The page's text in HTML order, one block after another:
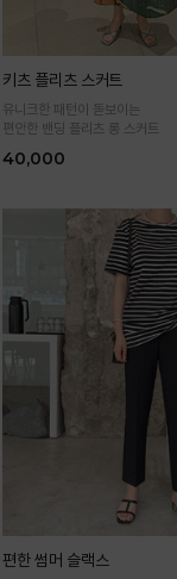
키츠 플리츠 스커트
유니크한 패턴이 돋보이는
편안한 밴딩 플리츠 롱 스커트
40,000
편한 썸머 슬랙스